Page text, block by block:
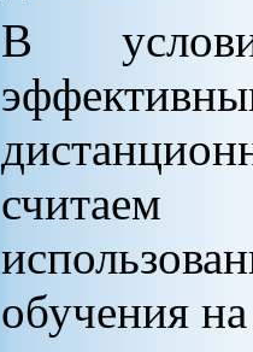
В
считаем
обучения